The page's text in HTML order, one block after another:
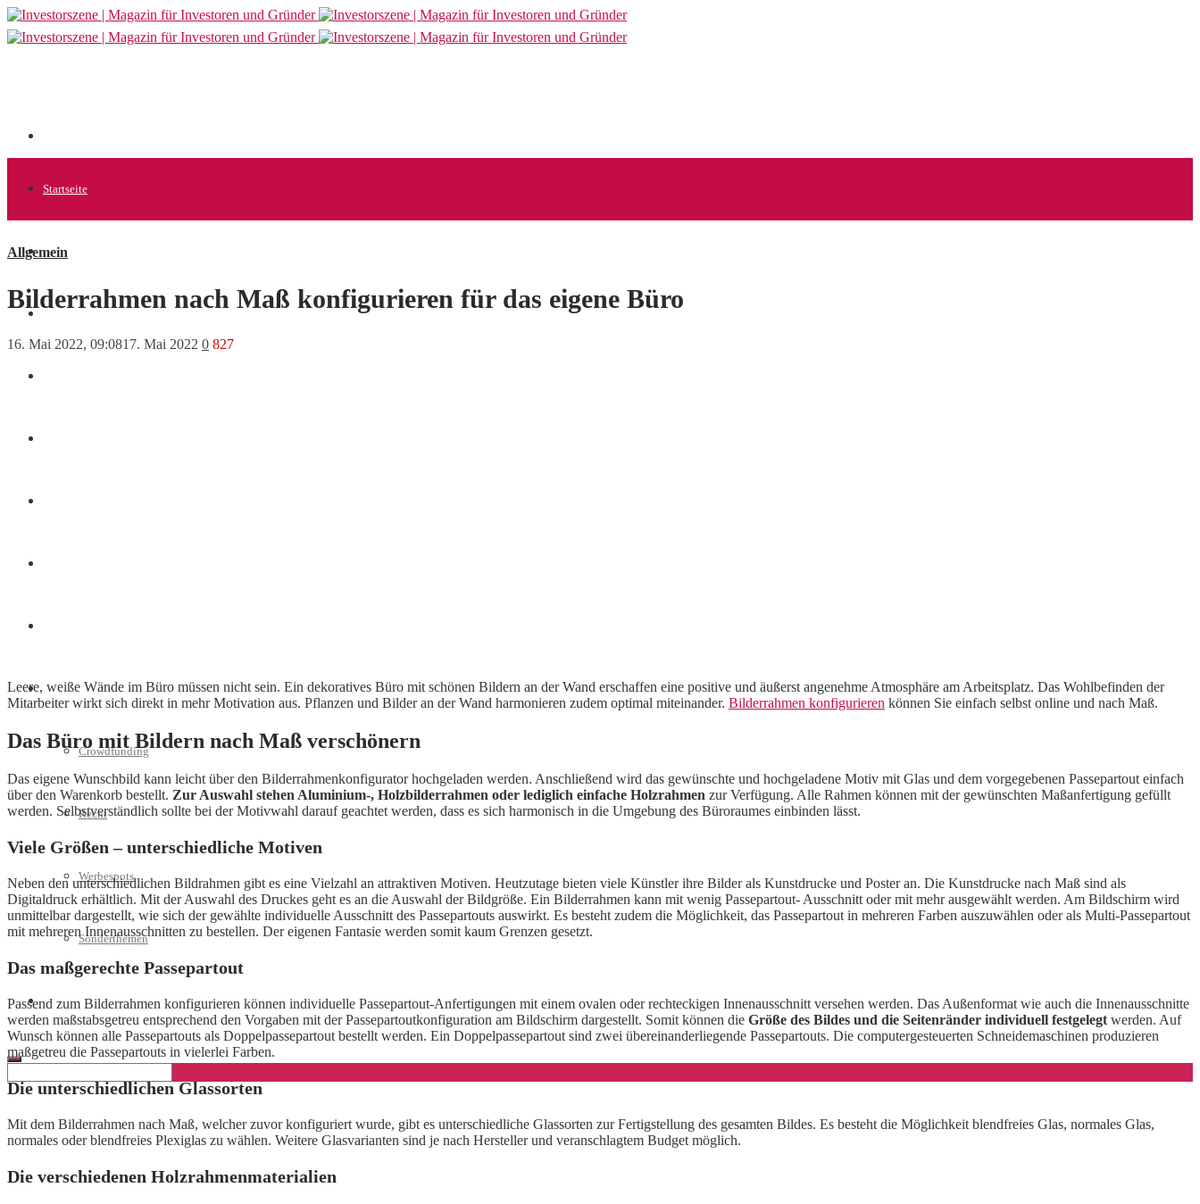
Startseite
Allgemein
Weitere
Crowdfunding
Recht
Werbespots
Sonderthemen
Geschäftskonto eröffnen
Allgemein
Bilderrahmen nach Maß konfigurieren für das eigene Büro
16. Mai 2022, 09:0817. Mai 2022 0 827
Leere, weiße Wände im Büro müssen nicht sein. Ein dekoratives Büro mit schönen Bildern an der Wand erschaffen eine positive und äußerst angenehme Atmosphäre am Arbeitsplatz. Das Wohlbefinden der
Mitarbeiter wirkt sich direkt in mehr Motivation aus. Pflanzen und Bilder an der Wand harmonieren zudem optimal miteinander. Bilderrahmen konfigurieren können Sie einfach selbst online und nach Maß.
Das Büro mit Bildern nach Maß verschönern
Das eigene Wunschbild kann leicht über den Bilderrahmenkonfigurator hochgeladen werden. Anschließend wird das gewünschte und hochgeladene Motiv mit Glas und dem vorgegebenen Passepartout einfach
über den Warenkorb bestellt. Zur Auswahl stehen Aluminium-, Holzbilderrahmen oder lediglich einfache Holzrahmen zur Verfügung. Alle Rahmen können mit der gewünschten Maßanfertigung gefüllt
werden. Selbstverständlich sollte bei der Motivwahl darauf geachtet werden, dass es sich harmonisch in die Umgebung des Büroraumes einbinden lässt.
Viele Größen – unterschiedliche Motiven
Neben den unterschiedlichen Bildrahmen gibt es eine Vielzahl an attraktiven Motiven. Heutzutage bieten viele Künstler ihre Bilder als Kunstdrucke und Poster an. Die Kunstdrucke nach Maß sind als
Digitaldruck erhältlich. Mit der Auswahl des Druckes geht es an die Auswahl der Bildgröße. Ein Bilderrahmen kann mit wenig Passepartout- Ausschnitt oder mit mehr ausgewählt werden. Am Bildschirm wird
unmittelbar dargestellt, wie sich der gewählte individuelle Ausschnitt des Passepartouts auswirkt. Es besteht zudem die Möglichkeit, das Passepartout in mehreren Farben auszuwählen oder als Multi-Passepartout
mit mehreren Innenausschnitten zu bestellen. Der eigenen Fantasie werden somit kaum Grenzen gesetzt.
Das maßgerechte Passepartout
Passend zum Bilderrahmen konfigurieren können individuelle Passepartout-Anfertigungen mit einem ovalen oder rechteckigen Innenausschnitt versehen werden. Das Außenformat wie auch die Innenausschnitte
werden maßstabsgetreu entsprechend den Vorgaben mit der Passepartoutkonfiguration am Bildschirm dargestellt. Somit können die Größe des Bildes und die Seitenränder individuell festgelegt werden. Auf
Wunsch können alle Passepartouts als Doppelpassepartout bestellt werden. Ein Doppelpassepartout sind zwei übereinanderliegende Passepartouts. Die computergesteuerten Schneidemaschinen produzieren
maßgetreu die Passepartouts in vielerlei Farben.
Die unterschiedlichen Glassorten
Mit dem Bilderrahmen nach Maß, welcher zuvor konfiguriert wurde, gibt es unterschiedliche Glassorten zur Fertigstellung des gesamten Bildes. Es besteht die Möglichkeit blendfreies Glas, normales Glas,
normales oder blendfreies Plexiglas zu wählen. Weitere Glasvarianten sind je nach Hersteller und veranschlagtem Budget möglich.
Die verschiedenen Holzrahmenmaterialien